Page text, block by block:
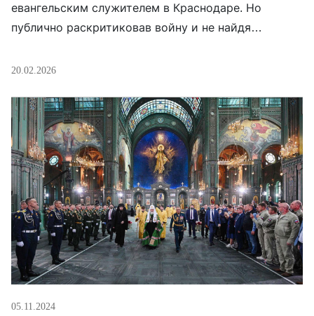
евангельским служителем в Краснодаре. Но
публично раскритиковав войну и не найдя
церкви, был вынужден уехать из России. Сейчас он
прежнему выступает против войны и помогает
тем, кто от нее бежит. До войны Анатолий Терехин
служил в […]
20.02.2026
05.11.2024